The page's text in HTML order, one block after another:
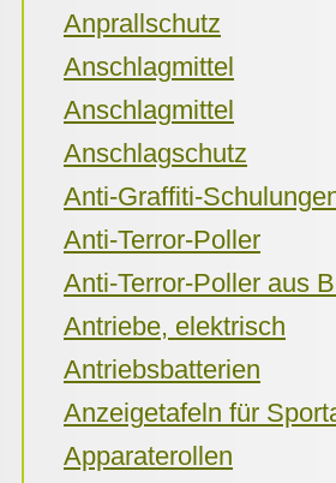
Anprallschutz
Anschlagmittel
Anschlagmittel
Anschlagschutz
Anti-Graffiti-
Anti-Terror-Poller
Anti-Terror-Poller aus
Antriebe, elektrisch
Antriebsbatterien
Anzeigetafeln für
Apparaterollen